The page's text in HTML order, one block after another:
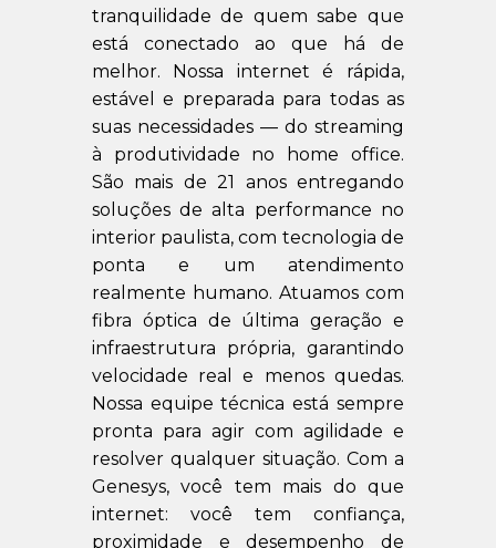
tranquilidade de quem sabe que
está conectado ao que há de
melhor. Nossa internet é rápida,
estável e preparada para todas as
suas necessidades — do streaming
à produtividade no home office.
São mais de 21 anos entregando
soluções de alta performance no
interior paulista, com tecnologia de
ponta e um atendimento
realmente humano. Atuamos com
fibra óptica de última geração e
infraestrutura própria, garantindo
velocidade real e menos quedas.
Nossa equipe técnica está sempre
pronta para agir com agilidade e
resolver qualquer situação. Com a
Genesys, você tem mais do que
internet: você tem confiança,
proximidade e desempenho de